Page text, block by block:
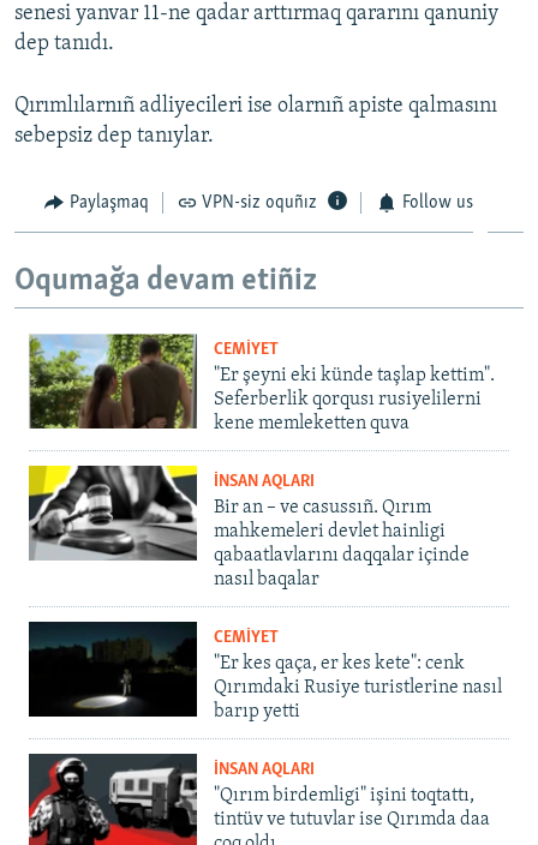
senesi yanvar 11-ne qadar arttırmaq qararını qanuniy
dep tanıdı.
Qırımlılarnıñ adliyecileri ise olarnıñ apiste qalmasını
sebepsiz dep tanıylar.
Paylaşmaq VPN-siz oquñız Follow us
Oqumağa devam etiñiz
CEMİYET
"Er şeyni eki künde taşlap kettim".
Seferberlik qorqusı rusiyelilerni
kene memleketten quva
İNSAN AQLARI
Bir an – ve casussıñ. Qırım
mahkemeleri devlet hainligi
qabaatlavlarını daqqalar içinde
nasıl baqalar
CEMİYET
"Er kes qaça, er kes kete": cenk
Qırımdaki Rusiye turistlerine nasıl
barıp yetti
İNSAN AQLARI
"Qırım birdemligi" işini toqtattı,
tintüv ve tutuvlar ise Qırımda daa